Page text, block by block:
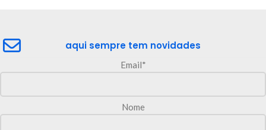
aqui sempre tem novidades
Email*
Nome